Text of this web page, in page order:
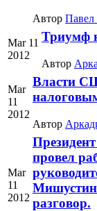
Автор
Mar 11
2012
Триумф
Автор
Mar
11
2012
Власти
Автор
Mar
11
2012
провел
разговор.